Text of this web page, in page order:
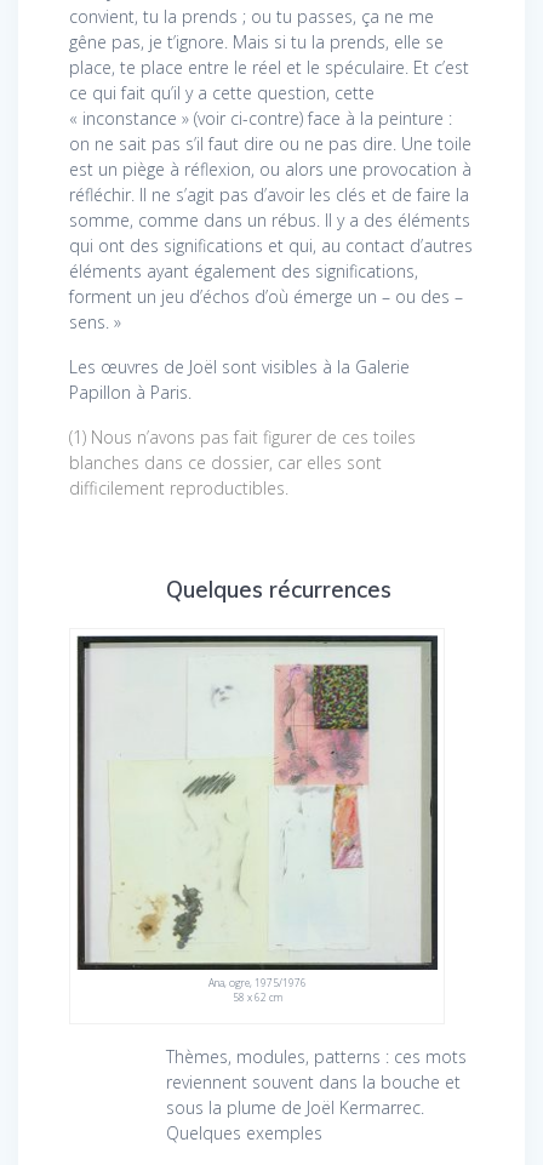
convient, tu la prends ; ou tu passes, ça ne me
gêne pas, je t’ignore. Mais si tu la prends, elle se
place, te place entre le réel et le spéculaire. Et c’est
ce qui fait qu’il y a cette question, cette
« inconstance » (voir ci-contre) face à la peinture :
on ne sait pas s’il faut dire ou ne pas dire. Une toile
est un piège à réflexion, ou alors une provocation à
réfléchir. Il ne s’agit pas d’avoir les clés et de faire la
somme, comme dans un rébus. Il y a des éléments
qui ont des significations et qui, au contact d’autres
éléments ayant également des significations,
forment un jeu d’échos d’où émerge un – ou des –
sens. »
Les œuvres de Joël sont visibles à la Galerie
Papillon à Paris.
(1) Nous n’avons pas fait figurer de ces toiles
blanches dans ce dossier, car elles sont
difficilement reproductibles.
Quelques récurrences
Ana, ogre, 1975/1976
58 x 62 cm
Thèmes, modules, patterns : ces mots
reviennent souvent dans la bouche et
sous la plume de Joël Kermarrec.
Quelques exemples